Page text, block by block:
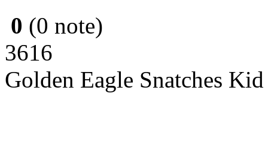
0 (0 note)
3616
Golden Eagle Snatches Kid